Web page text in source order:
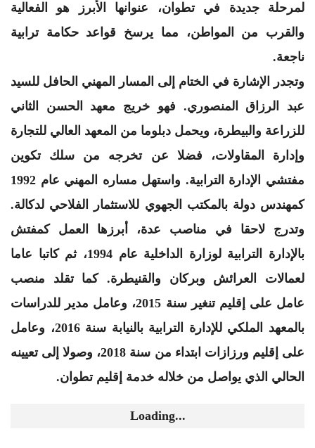
لمرحلة جديدة في تطوان، عنوانها الأبرز هو الفعالية
والقرب من المواطن، مما يرسخ قواعد حكامة ترابية
ناجعة.
​وتجدر الإشارة في الختام إلى المسار المهني الحافل للسيد
عبد الرزاق المنصوري. فهو خريج معهد الحسن الثاني
للزراعة والبيطرة، ويحمل دبلوما من المعهد العالي للتجارة
وإدارة المقاولات، فضلا عن تخرجه من سلك تكوين
مفتشي الإدارة الترابية. واستهل مساره المهني عام 1992
كمهندس دولة بالمكتب الجهوي للاستثمار الفلاحي لدكالة.
وتدرج لاحقا في مناصب عدة، أبرزها العمل كمفتش
بالإدارة الترابية لوزارة الداخلية عام 1994، ثم كاتبا عاما
لعمالات العرائش وبركان والقنيطرة. كما تقلد منصب
عامل على إقليم تنغير سنة 2015، وعامل مدير للدراسات
بالمعهد الملكي للإدارة الترابية بالنيابة سنة 2016، وعامل
على إقليم ورزازات ابتداء من سنة 2018، وصولا إلى تعيينه
الحالي الذي يواصل من خلاله خدمة إقليم تطوان.
Loading...